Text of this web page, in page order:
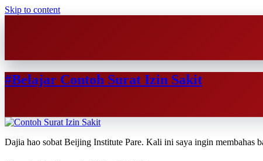
Skip to content
#Belajar Contoh Surat Izin Sakit
Dajia hao sobat Beijing Institute Pare. Kali ini saya ingin membahas